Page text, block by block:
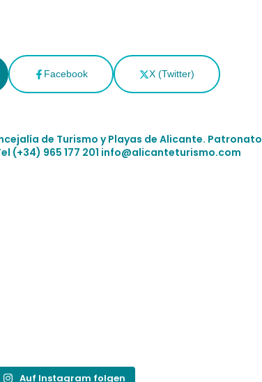
Facebook X (Twitter)
de Turismo y Playas de Alicante. Patronato
(+34) 965 177 201 info@alicanteturismo.com
Auf Instagram folgen